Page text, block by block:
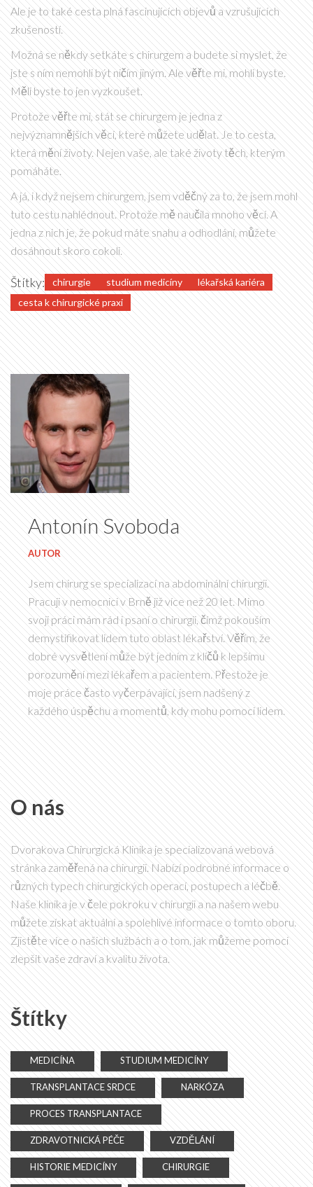
Ale je to také cesta plná fascinujících objevů a vzrušujících
zkušeností.
Možná se někdy setkáte s chirurgem a budete si myslet, že
jste s ním nemohli být ničím jiným. Ale věřte mi, mohli byste.
Měli byste to jen vyzkoušet.
Protože věřte mi, stát se chirurgem je jedna z
nejvýznamnějších věcí, které můžete udělat. Je to cesta,
která mění životy. Nejen vaše, ale také životy těch, kterým
pomáháte.
A já, i když nejsem chirurgem, jsem vděčný za to, že jsem mohl
tuto cestu nahlédnout. Protože mě naučila mnoho věcí. A
jedna z nich je, že pokud máte snahu a odhodlání, můžete
dosáhnout skoro cokoli.
Štítky: chirurgie studium medicíny
lékařská kariéra
cesta k chirurgické praxi
Antonín Svoboda
AUTOR
Jsem chirurg se specializací na abdominální chirurgii.
Pracuji v nemocnici v Brně již více než 20 let. Mimo
svoji práci mám rád i psaní o chirurgii, čímž pokouším
demystifikovat lidem tuto oblast lékařství. Věřím, že
dobré vysvětlení může být jedním z klíčů k lepšímu
porozumění mezi lékařem a pacientem. Přestože je
moje práce často vyčerpávající, jsem nadšený z
každého úspěchu a momentů, kdy mohu pomoci lidem.
O nás
Dvorakova Chirurgická Klinika je specializovaná webová
stránka zaměřená na chirurgii. Nabízí podrobné informace o
různých typech chirurgických operací, postupech a léčbě.
Naše klinika je v čele pokroku v chirurgii a na našem webu
můžete získat aktuální a spolehlivé informace o tomto oboru.
Zjistěte více o našich službách a o tom, jak můžeme pomoci
zlepšit vaše zdraví a kvalitu života.
Štítky
MEDICÍNA STUDIUM MEDICÍNY
TRANSPLANTACE SRDCE NARKÓZA
PROCES TRANSPLANTACE
ZDRAVOTNICKÁ PÉČE VZDĚLÁNÍ
HISTORIE MEDICÍNY CHIRURGIE